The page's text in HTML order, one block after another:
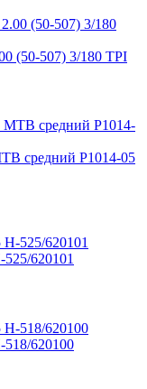
(50-507) 3/180 TPI
средний P1014-05
620101
620100